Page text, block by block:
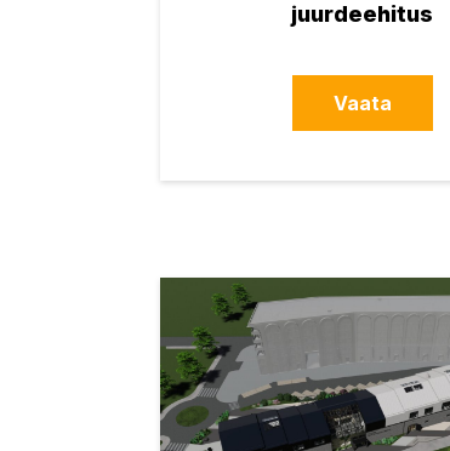
juurdeehitus
Vaata